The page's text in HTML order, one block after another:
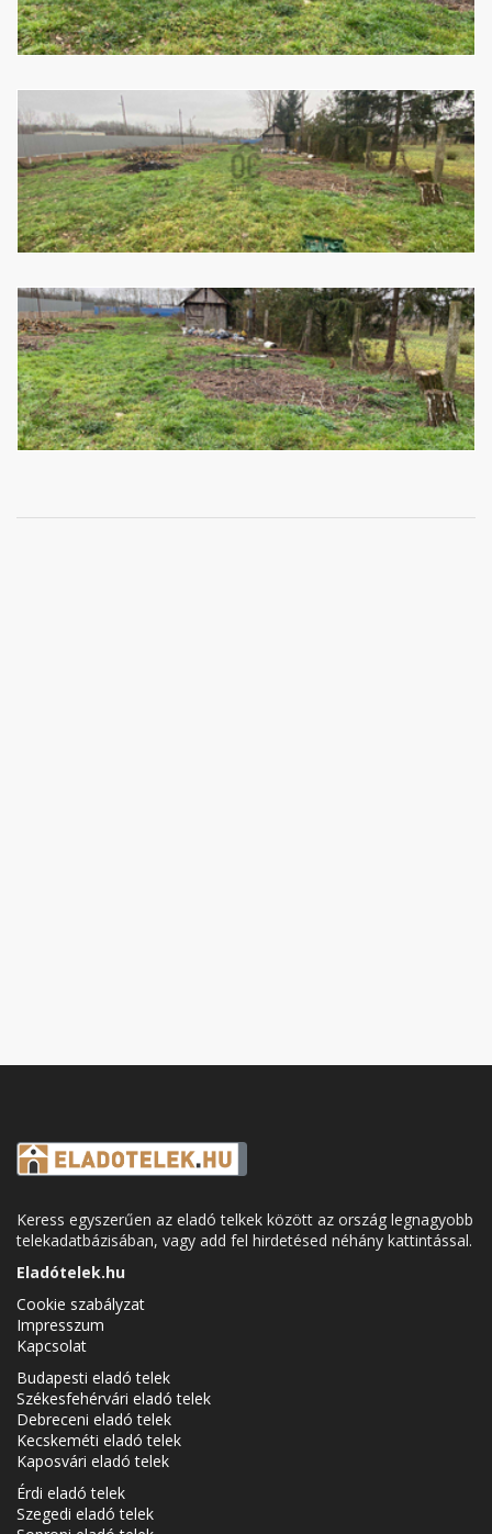
Keress egyszerűen az eladó telkek között az ország legnagyobb
telekadatbázisában, vagy add fel hirdetésed néhány kattintással.
Eladótelek.hu
Cookie szabályzat
Impresszum
Kapcsolat
Budapesti eladó telek
Székesfehérvári eladó telek
Debreceni eladó telek
Kecskeméti eladó telek
Kaposvári eladó telek
Érdi eladó telek
Szegedi eladó telek